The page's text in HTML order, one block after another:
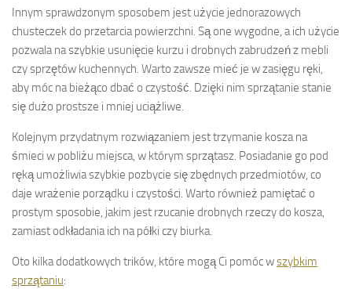
Innym sprawdzonym sposobem jest użycie jednorazowych
chusteczek do przetarcia powierzchni. Są one wygodne, a ich użycie
pozwala na szybkie usunięcie kurzu i drobnych zabrudzeń z mebli
czy sprzętów kuchennych. Warto zawsze mieć je w zasięgu ręki,
aby móc na bieżąco dbać o czystość. Dzięki nim sprzątanie stanie
się dużo prostsze i mniej uciążliwe.
Kolejnym przydatnym rozwiązaniem jest trzymanie kosza na
śmieci w pobliżu miejsca, w którym sprzątasz. Posiadanie go pod
ręką umożliwia szybkie pozbycie się zbędnych przedmiotów, co
daje wrażenie porządku i czystości. Warto również pamiętać o
prostym sposobie, jakim jest rzucanie drobnych rzeczy do kosza,
zamiast odkładania ich na półki czy biurka.
Oto kilka dodatkowych trików, które mogą Ci pomóc wszybkim
sprzątaniu: